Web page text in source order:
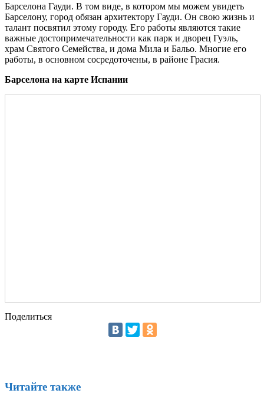
Барселона Гауди. В том виде, в котором мы можем увидеть
Барселону, город обязан архитектору Гауди. Он свою жизнь и
талант посвятил этому городу. Его работы являются такие
важные достопримечательности как парк и дворец Гуэль,
храм Святого Семейства, и дома Мила и Бальо. Многие его
работы, в основном сосредоточены, в районе Грасия.
Барселона на карте Испании
Поделиться
Читайте также